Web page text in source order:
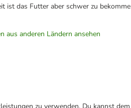
ist das Futter aber schwer zu
aus anderen Ländern ansehen
zu verwenden. Du kannst